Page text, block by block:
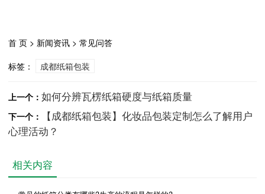
首 页 > 新闻资讯 > 常见问答
标签：
成都纸箱包装
上一个： 如何分辨瓦楞纸箱硬度与纸箱质量
下一个：
【成都纸箱包装】化妆品包装定制怎么了解用户
心理活动？
相关内容